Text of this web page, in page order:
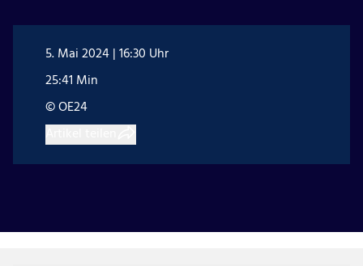
5. Mai 2024 | 16:30 Uhr
25:41 Min
© OE24